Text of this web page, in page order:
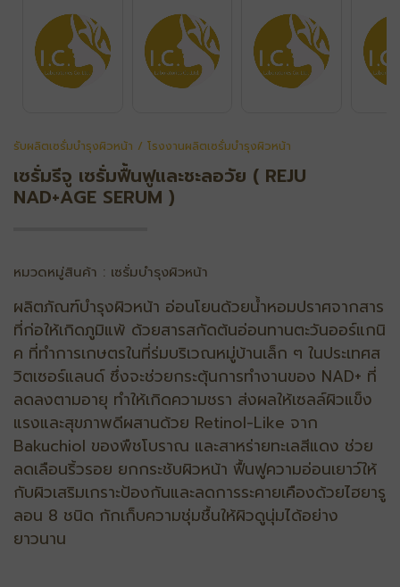
รับผลิตเซรั่มบำรุงผิวหน้า / โรงงานผลิตเซรั่มบำรุงผิวหน้า
เซรั่มรีจู เซรั่มฟื้นฟูและชะลอวัย ( REJU
NAD+AGE SERUM )
หมวดหมู่สินค้า : เซรั่มบำรุงผิวหน้า
ผลิตภัณฑ์บำรุงผิวหน้า อ่อนโยนด้วยน้ำหอมปราศจากสาร
ที่ก่อให้เกิดภูมิแพ้ ด้วยสารสกัดต้นอ่อนทานตะวันออร์แกนิ
ค ที่ทำการเกษตรในที่ร่มบริเวณหมู่บ้านเล็ก ๆ ในประเทศส
วิตเซอร์แลนด์ ซึ่งจะช่วยกระตุ้นการทำงานของ NAD+ ที่
ลดลงตามอายุ ทำให้เกิดความชรา ส่งผลให้เซลล์ผิวแข็ง
แรงและสุขภาพดีผสานด้วย Retinol-Like จาก
Bakuchiol ของพืชโบราณ และสาหร่ายทะเลสีแดง ช่วย
ลดเลือนริ้วรอย ยกกระชับผิวหน้า ฟื้นฟูความอ่อนเยาว์ให้
กับผิวเสริมเกราะป้องกันและลดการระคายเคืองด้วยไฮยารู
ลอน 8 ชนิด กักเก็บความชุ่มชื้นให้ผิวดูนุ่มได้อย่าง
ยาวนาน